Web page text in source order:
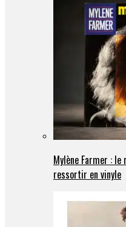
Mylène Farmer :
ressortir en vinyle